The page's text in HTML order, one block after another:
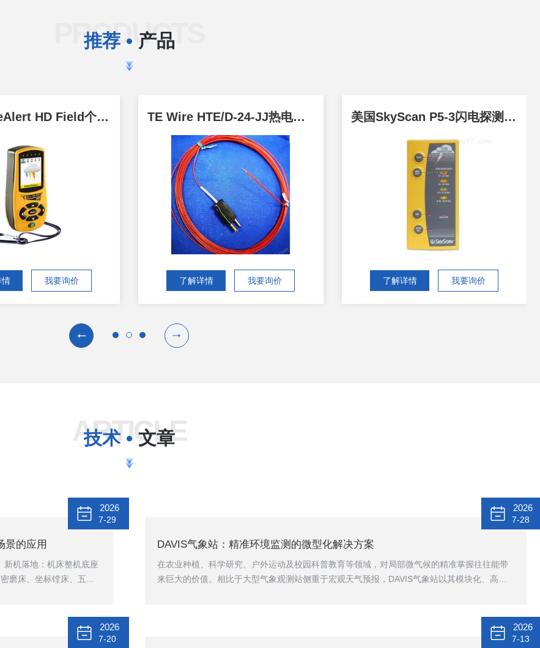
PRODUCTS
推荐 产品
美国StrikeAlert HD Field个人雷电探测器
情 我要询价
TE Wire HTE/D-24-JJ热电偶测温组件
了解详情 我要询价
美国SkyScan P5-3闪电探测器/雷电报警器
了解详情 我要询价
ARTICLE
技术 文章
2026
7-29
景的应用
新机落地：机床整机底座
磨床、坐标镗床、五轴
2026
7-28
DAVIS气象站：精准环境监测的微型化解决方案
在农业种植、科学研究、户外运动及校园科普教育等领域，对局部微气候的精准掌握往往能带
来巨大的价值。相比于大型气象观测站侧重于宏观天气预报，DAVIS气象站以其模块化、高精
2026
7-20
2026
7-13